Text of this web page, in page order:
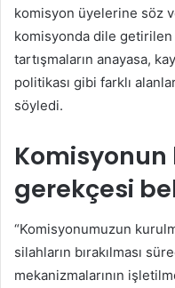
komisyon üyelerine söz
komisyonda dile
tartışmaların anayasa,
politikası gibi farklı
söyledi.
gerekçesi
“Komisyonumuzun
silahların bırakılması
mekanizmalarının